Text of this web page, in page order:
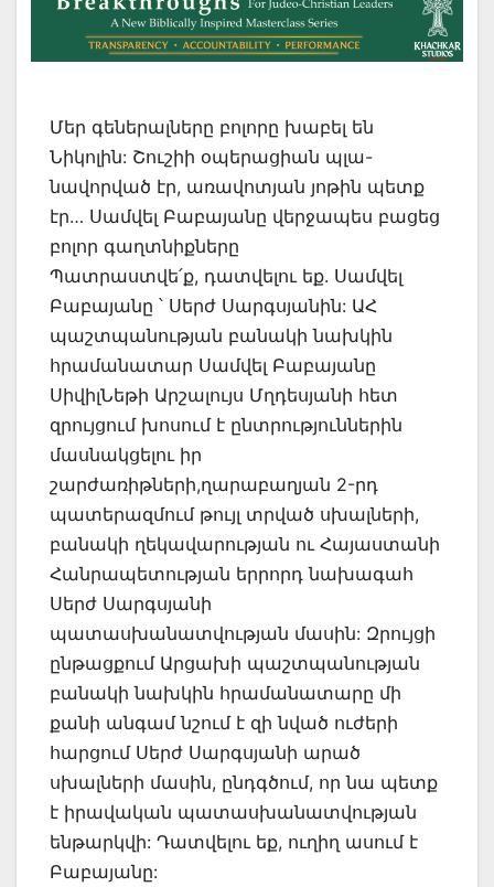
Մեր գեներալները բոլորը խաբել են
Նիկոլին: Շուշիի օպերացիան պլա-
նավորված էր, առավոտյան յոթին պետք
էր… Սամվել Բաբայանը վերջապես բացեց
բոլոր գաղտնիքները
Պատրաստվե՛ք, դատվելու եք. Սամվել
Բաբայանը ՝ Սերժ Սարգսյանին: ԱՀ
պաշտպանության բանակի նախկին
հրամանատար Սամվել Բաբայանը
ՍիվիլՆեթի Արշալույս Մղդեսյանի հետ
զրույցում խոսում է ընտրություններին
մասնակցելու իր
շարժառիթների,ղարաբաղյան 2-րդ
պատերազմում թույլ տրված սխալների,
բանակի ղեկավարության ու Հայաստանի
Հանրապետության երրորդ նախագահ
Սերժ Սարգսյանի
պատասխանատվության մասին: Զրույցի
ընթացքում Արցախի պաշտպանության
բանակի նախկին հրամանատարը մի
քանի անգամ նշում է զի նված ուժերի
հարցում Սերժ Սարգսյանի արած
սխալների մասին, ընդգծում, որ նա պետք
է իրավական պատասխանատվության
ենթարկվի: Դատվելու եք, ուղիղ ասում է
Բաբայանը: